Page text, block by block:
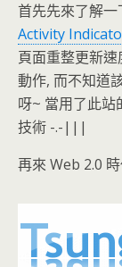
首先先來了解一
Activity
頁面重整更新
動作, 而不知道
呀~ 當用了此站
技術 -.-|||
再來 Web 2.0